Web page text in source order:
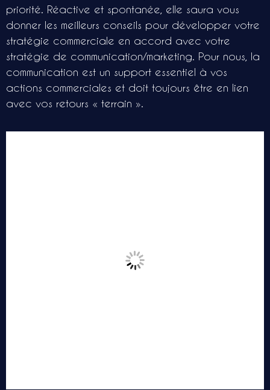
priorité. Réactive et spontanée, elle saura vous
donner les meilleurs conseils pour développer votre
stratégie commerciale en accord avec votre
stratégie de communication/marketing. Pour nous, la
communication est un support essentiel à vos
actions commerciales et doit toujours être en lien
avec vos retours « terrain ».